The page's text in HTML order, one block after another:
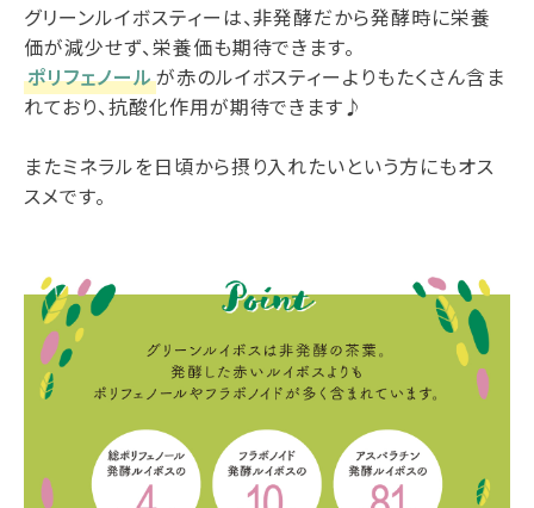
グリーンルイボスティーは、非発酵だから発酵時に栄養
価が減少せず、栄養価も期待できます。
ポリフェノールが赤のルイボスティーよりもたくさん含ま
れており、抗酸化作用が期待できます♪
またミネラルを日頃から摂り入れたいという方にもオス
スメです。